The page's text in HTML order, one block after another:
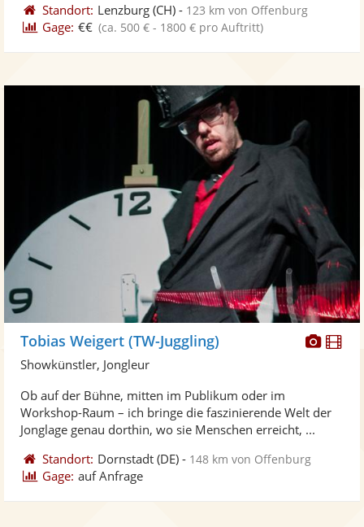
Standort: Lenzburg (CH) - 123 km von Offenburg
Gage: €€ (ca. 500 € - 1800 € pro Auftritt)
Tobias Weigert (TW-Juggling)
Showkünstler, Jongleur
Ob auf der Bühne, mitten im Publikum oder im
Workshop-Raum – ich bringe die faszinierende Welt der
Jonglage genau dorthin, wo sie Menschen erreicht, ...
Standort: Dornstadt (DE) - 148 km von Offenburg
Gage: auf Anfrage